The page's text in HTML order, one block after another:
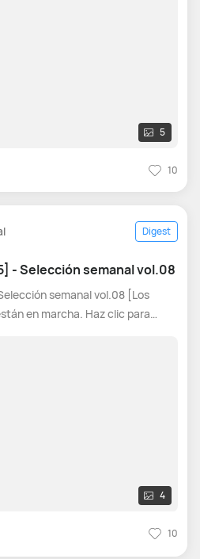
5
10
Digest
- Selección semanal vol.08
semanal vol.08 [Los
en marcha. Haz clic para
4
10